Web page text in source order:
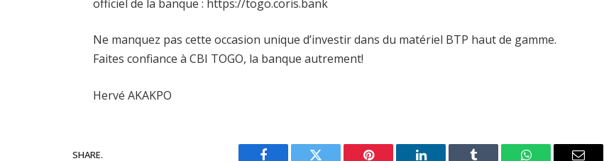
officiel de la banque : https://togo.coris.bank
Ne manquez pas cette occasion unique d’investir dans du matériel BTP haut de gamme.
Faites confiance à CBI TOGO, la banque autrement!
Hervé AKAKPO
SHARE.